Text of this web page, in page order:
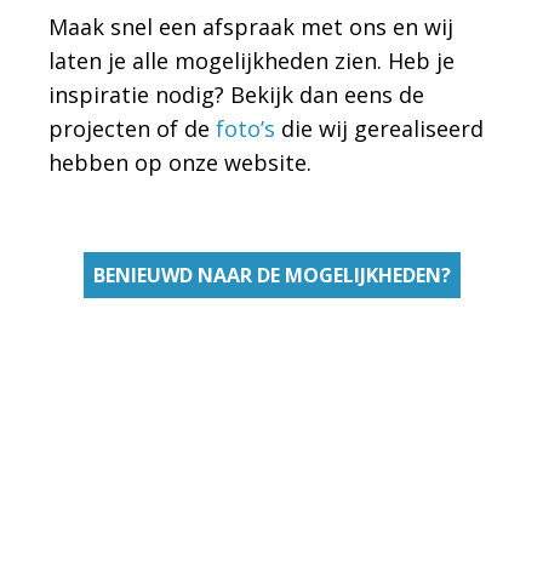
Maak snel een afspraak met ons en wij
laten je alle mogelijkheden zien. Heb je
inspiratie nodig? Bekijk dan eens de
projecten of de foto’s die wij gerealiseerd
hebben op onze website.
BENIEUWD NAAR DE MOGELIJKHEDEN?